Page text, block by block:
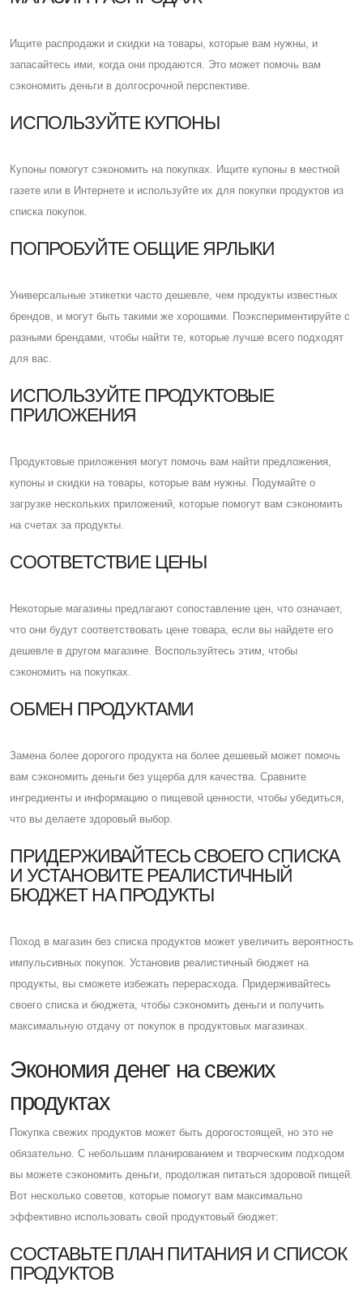
Ищите распродажи и скидки на товары, которые вам нужны, и
запасайтесь ими, когда они продаются. Это может помочь вам
сэкономить деньги в долгосрочной перспективе.
ИСПОЛЬЗУЙТЕ КУПОНЫ
Купоны помогут сэкономить на покупках. Ищите купоны в местной
газете или в Интернете и используйте их для покупки продуктов из
списка покупок.
ПОПРОБУЙТЕ ОБЩИЕ ЯРЛЫКИ
Универсальные этикетки часто дешевле, чем продукты известных
брендов, и могут быть такими же хорошими. Поэкспериментируйте с
разными брендами, чтобы найти те, которые лучше всего подходят
для вас.
ИСПОЛЬЗУЙТЕ ПРОДУКТОВЫЕ
ПРИЛОЖЕНИЯ
Продуктовые приложения могут помочь вам найти предложения,
купоны и скидки на товары, которые вам нужны. Подумайте о
загрузке нескольких приложений, которые помогут вам сэкономить
на счетах за продукты.
CООТВЕТСТВИЕ ЦЕНЫ
Некоторые магазины предлагают сопоставление цен, что означает,
что они будут соответствовать цене товара, если вы найдете его
дешевле в другом магазине. Воспользуйтесь этим, чтобы
сэкономить на покупках.
ОБМЕН ПРОДУКТАМИ
Замена более дорогого продукта на более дешевый может помочь
вам сэкономить деньги без ущерба для качества. Cравните
ингредиенты и информацию о пищевой ценности, чтобы убедиться,
что вы делаете здоровый выбор.
ПРИДЕРЖИВАЙТЕСЬ СВОЕГО СПИСКА
И УСТАНОВИТЕ РЕАЛИСТИЧНЫЙ
БЮДЖЕТ НА ПРОДУКТЫ
Поход в магазин без списка продуктов может увеличить вероятность
импульсивных покупок. Установив реалистичный бюджет на
продукты, вы сможете избежать перерасхода. Придерживайтесь
своего списка и бюджета, чтобы сэкономить деньги и получить
максимальную отдачу от покупок в продуктовых магазинах.
Экономия денег на свежих
продуктах
Покупка свежих продуктов может быть дорогостоящей, но это не
обязательно. C небольшим планированием и творческим подходом
вы можете сэкономить деньги, продолжая питаться здоровой пищей.
Вот несколько советов, которые помогут вам максимально
эффективно использовать свой продуктовый бюджет:
CОСТАВЬТЕ ПЛАН ПИТАНИЯ И СПИСОК
ПРОДУКТОВ